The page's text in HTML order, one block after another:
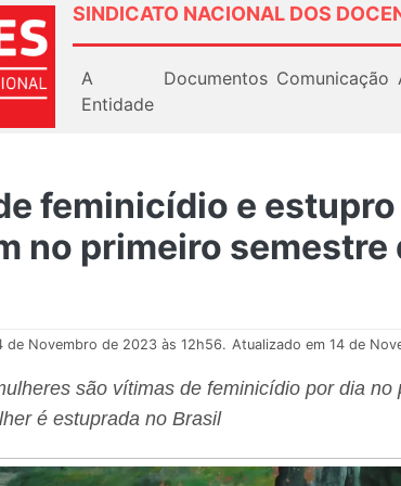
SINDICATO NACIONAL DOS
A
Entidade
Documentos Comunicação
feminicídio e
no primeiro semestre
de Novembro de 2023 às 12h56. Atualizado em 14 de
são vítimas de feminicídio por dia no
é estuprada no Brasil